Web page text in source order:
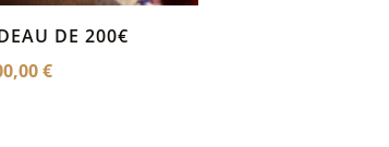
DE 200€
€